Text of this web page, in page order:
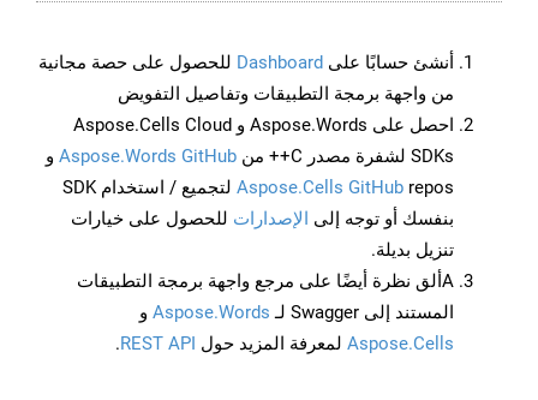
أنشئ حسابًا على Dashboard للحصول على حصة مجانية
من واجهة برمجة التطبيقات وتفاصيل التفويض
احصل على Aspose.Words و Aspose.Cells Cloud
SDKs لشفرة مصدر C++ من
Aspose.Words GitHub و
Aspose.Cells GitHub
repos لتجميع / استخدام SDK
بنفسك أو توجه إلى الإصدارات للحصول على خيارات
تنزيل بديلة.
Aألق نظرة أيضًا على مرجع واجهة برمجة التطبيقات
المستند إلى Swagger لـ
Aspose.Words و
Aspose.Cells لمعرفة المزيد حول REST API
.